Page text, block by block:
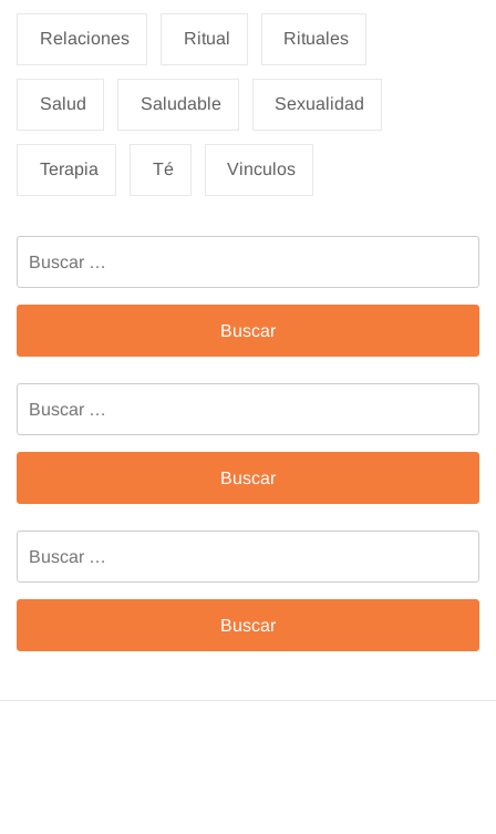
Relaciones Ritual Rituales
Salud Saludable Sexualidad
Terapia Té Vinculos